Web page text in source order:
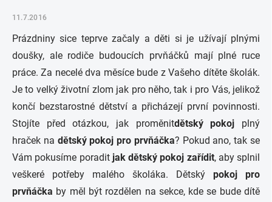
11.7.2016
Prázdniny sice teprve začaly a děti si je užívají plnými
doušky, ale rodiče budoucích prvňáčků mají plné ruce
práce. Za necelé dva měsíce bude z Vašeho dítěte školák.
Je to velký životní zlom jak pro něho, tak i pro Vás, jelikož
končí bezstarostné dětství a přicházejí první povinnosti.
Stojíte před otázkou, jak proměnitdětský pokoj plný
hraček na dětský pokoj pro prvňáčka? Pokud ano, tak se
Vám pokusíme poraditjak dětský pokoj zařídit, aby splnil
veškeré potřeby malého školáka. Dětský pokoj pro
prvňáčka by měl být rozdělen na sekce, kde se bude dítě